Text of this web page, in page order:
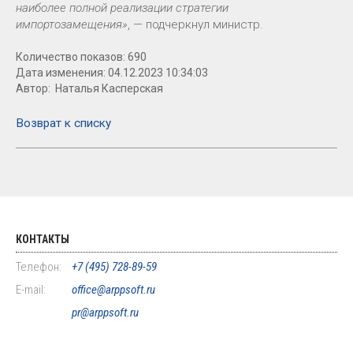
наиболее полной реализации стратегии
импортозамещения», — подчеркнул министр.
Количество показов: 690
Дата изменения: 04.12.2023 10:34:03
Автор: Наталья Касперская
Возврат к списку
КОНТАКТЫ
Телефон:
+7 (495) 728-89-59
E-mail:
office@arppsoft.ru
pr@arppsoft.ru